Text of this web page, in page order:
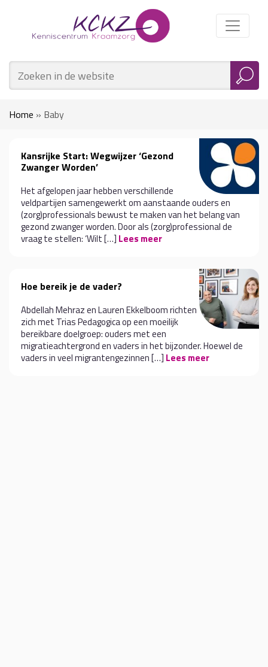
Home » Baby
Kansrijke Start: Wegwijzer ‘Gezond
Zwanger Worden’
Het afgelopen jaar hebben verschillende
veldpartijen samengewerkt om aanstaande ouders en
(zorg)professionals bewust te maken van het belang van
gezond zwanger worden. Door als (zorg)professional de
vraag te stellen: ‘Wilt […] Lees meer
Hoe bereik je de vader?
Abdellah Mehraz en Lauren Ekkelboom richten
zich met Trias Pedagogica op een moeilijk
bereikbare doelgroep: ouders met een
migratieachtergrond en vaders in het bijzonder. Hoewel de
vaders in veel migrantengezinnen […] Lees meer